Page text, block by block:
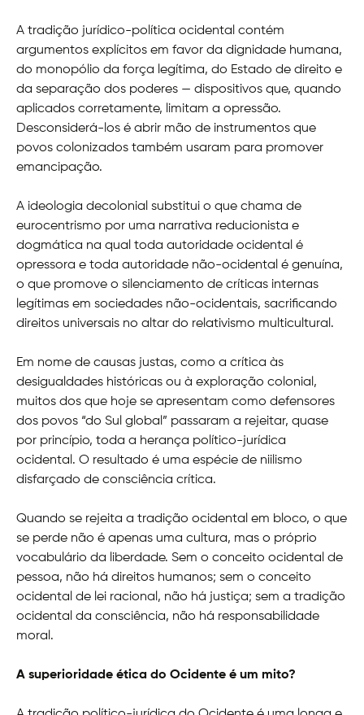
A tradição jurídico-política ocidental contém
argumentos explícitos em favor da dignidade humana,
do monopólio da força legítima, do Estado de direito e
da separação dos poderes — dispositivos que, quando
aplicados corretamente, limitam a opressão.
Desconsiderá-los é abrir mão de instrumentos que
povos colonizados também usaram para promover
emancipação.
A ideologia decolonial substitui o que chama de
eurocentrismo por uma narrativa reducionista e
dogmática na qual toda autoridade ocidental é
opressora e toda autoridade não-ocidental é genuína,
o que promove o silenciamento de críticas internas
legítimas em sociedades não-ocidentais, sacrificando
direitos universais no altar do relativismo multicultural.
Em nome de causas justas, como a crítica às
desigualdades históricas ou à exploração colonial,
muitos dos que hoje se apresentam como defensores
dos povos “do Sul global” passaram a rejeitar, quase
por princípio, toda a herança político-jurídica
ocidental. O resultado é uma espécie de niilismo
disfarçado de consciência crítica.
Quando se rejeita a tradição ocidental em bloco, o que
se perde não é apenas uma cultura, mas o próprio
vocabulário da liberdade. Sem o conceito ocidental de
pessoa, não há direitos humanos; sem o conceito
ocidental de lei racional, não há justiça; sem a tradição
ocidental da consciência, não há responsabilidade
moral.
A superioridade ética do Ocidente é um mito?